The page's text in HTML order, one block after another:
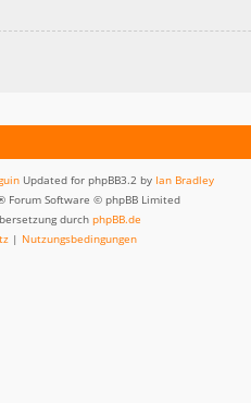
Updated for phpBB3.2 by Ian Bradley
Forum Software © phpBB Limited
durch phpBB.de
| Nutzungsbedingungen